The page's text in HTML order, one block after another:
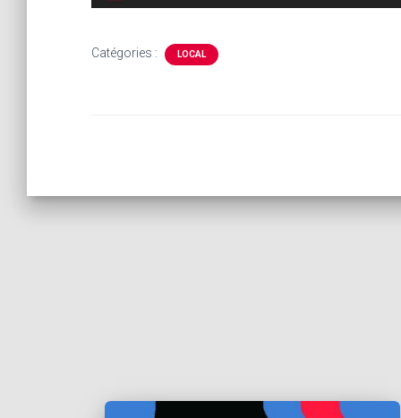
audio
Catégories : LOCAL